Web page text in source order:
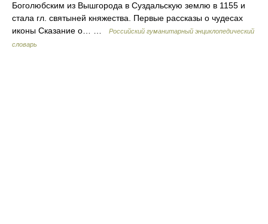
Боголюбским из Вышгорода в Суздальскую землю в 1155 и
стала гл. святыней княжества. Первые рассказы о чудесах
иконы Сказание о… …
Российский гуманитарный энциклопедический
словарь